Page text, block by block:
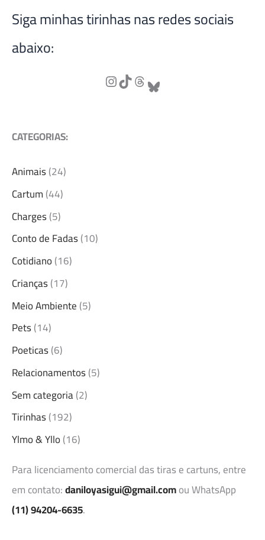
Siga minhas tirinhas nas redes sociais
abaixo:
CATEGORIAS:
Animais(24)
Cartum(44)
Charges(5)
Conto de Fadas(10)
Cotidiano(16)
Crianças(17)
Meio Ambiente(5)
Pets(14)
Poeticas(6)
Relacionamentos(5)
Sem categoria(2)
Tirinhas(192)
Ylmo & Yllo(16)
Para licenciamento comercial das tiras e cartuns, entre
em contato:daniloyasigui@gmail.comou WhatsApp
(11) 94204-6635.